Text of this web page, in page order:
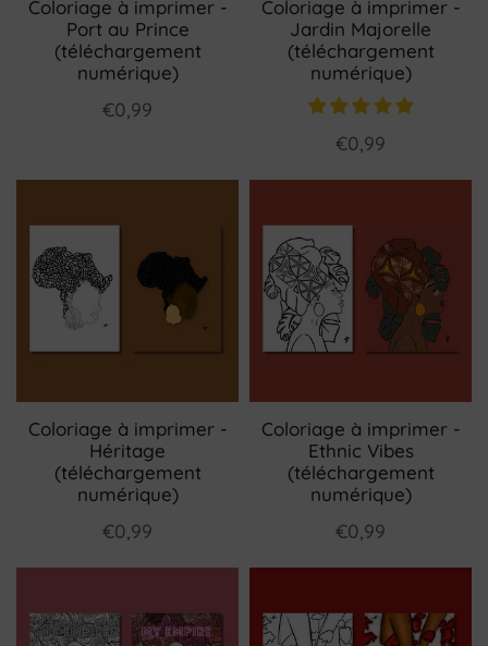
Coloriage à imprimer -
Port au Prince
(téléchargement
numérique)
€0,99
Coloriage à imprimer -
Jardin Majorelle
(téléchargement
numérique)
€0,99
Coloriage à imprimer -
Héritage
(téléchargement
numérique)
€0,99
Coloriage à imprimer -
Ethnic Vibes
(téléchargement
numérique)
€0,99